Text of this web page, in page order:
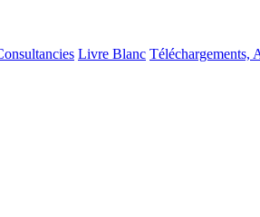
Livre Blanc Téléchargements,